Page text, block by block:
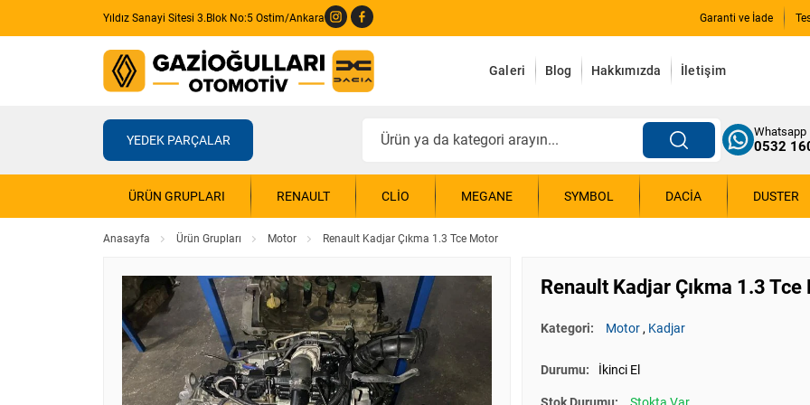
Yıldız Sanayi Sitesi 3.Blok No:5 Ostim/Ankara Garanti ve İade
Galeri Blog Hakkımızda İletişim
YEDEK PARÇALAR
Whatsapp
0532
ÜRÜN GRUPLARI RENAULT CLIO MEGANE SYMBOL DACIA DUSTER
Anasayfa Ürün Grupları Motor Renault Kadjar Çıkma 1.3 Tce Motor
Renault Kadjar Çıkma 1.3 Tce
Kategori: Motor, Kadjar
Durumu: İkinci El